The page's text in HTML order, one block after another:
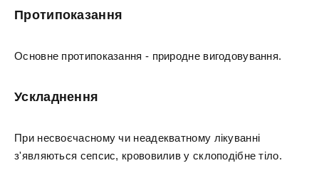
Протипоказання
Основне протипоказання - природне вигодовування.
Ускладнення
При несвоєчасному чи неадекватному лікуванні
з'являються сепсис, крововилив у склоподібне тіло.